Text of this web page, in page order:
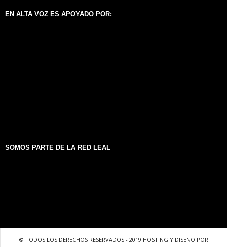
EN ALTA VOZ ES APOYADO POR:
SOMOS PARTE DE LA RED LEAL
© TODOS LOS DERECHOS RESERVADOS - 2019 HOSTING Y DISEÑO POR